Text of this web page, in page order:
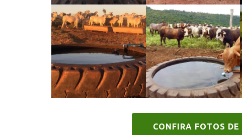
Rubber
Tank
Bebedour
os
Gigantes
Ver
maior
Rubber
Tank
Bebedour
Gigantes
Ver
maior
CONFIRA FOTOS